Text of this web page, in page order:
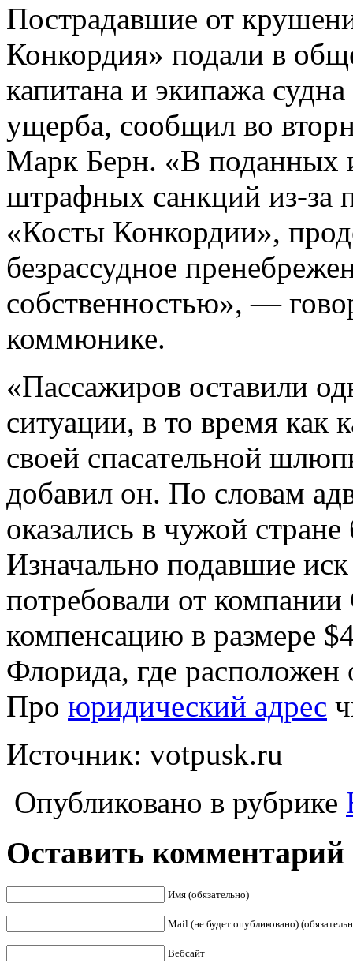
Пострадавшие от
Конкордия» подали в
капитана и экипажа
ущерба, сообщил во
Марк Берн. «В поданных
штрафных санкций из-за
«Косты Конкордии»,
безрассудное
собственностью», —
коммюнике.
«Пассажиров оставили
ситуации, в то время как
своей спасательной
добавил он. По словам
оказались в чужой
Изначально подавшие
потребовали от
компенсацию в размере
Флорида, где
Про юридический адрес
Источник: votpusk.ru
Опубликовано в рубрике
Оставить комментарий
Имя (обязательно)
Mail (не будет опубликовано)
Вебсайт